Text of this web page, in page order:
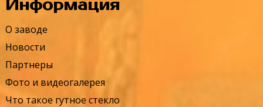
Информация
О заводе
Новости
Партнеры
Фото и видеогалерея
Что такое гутное стекло